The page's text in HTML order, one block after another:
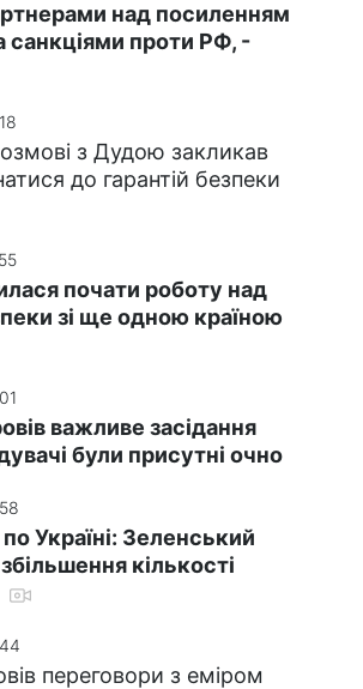
над посиленням
санкціями проти РФ, -
з Дудою закликав
до гарантій безпеки
почати роботу над
зі ще одною країною
важливе засідання
були присутні очно
Україні: Зеленський
кількості
переговори з еміром